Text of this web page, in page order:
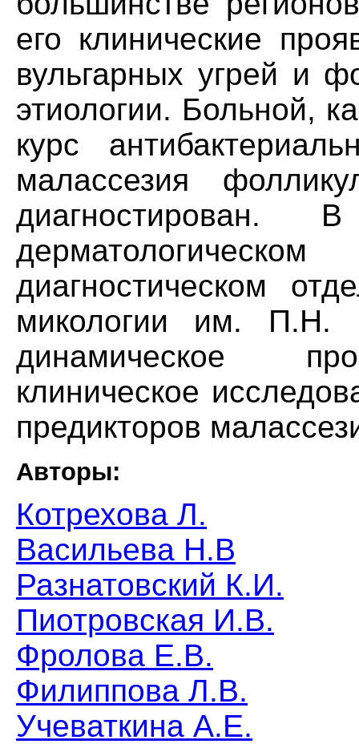
его клинические
вульгарных угрей и
этиологии. Больной,
курс
малассезия
диагностическом
микологии им. П.Н.
динамическое
клиническое
предикторов
Авторы:
Котрехова Л.
Васильева Н.В
Разнатовский К.И.
Пиотровская И.В.
Фролова Е.В.
Филиппова Л.В.
Учеваткина А.Е.